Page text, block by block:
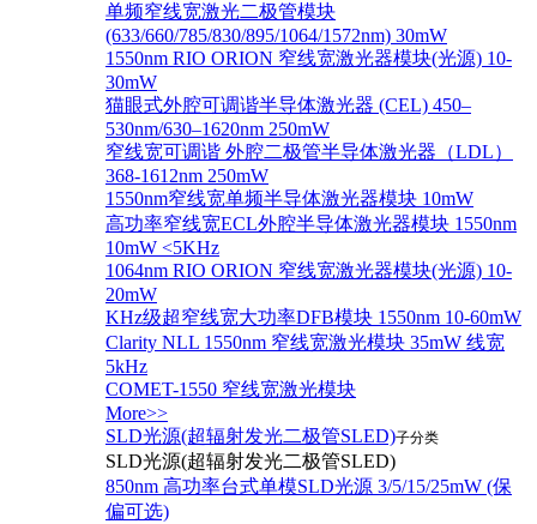
单频窄线宽激光二极管模块
(633/660/785/830/895/1064/1572nm) 30mW
1550nm RIO ORION 窄线宽激光器模块(光源) 10-
30mW
猫眼式外腔可调谐半导体激光器 (CEL) 450–
530nm/630–1620nm 250mW
窄线宽可调谐 外腔二极管半导体激光器（LDL）
368-1612nm 250mW
1550nm窄线宽单频半导体激光器模块 10mW
高功率窄线宽ECL外腔半导体激光器模块 1550nm
10mW <5KHz
1064nm RIO ORION 窄线宽激光器模块(光源) 10-
20mW
KHz级超窄线宽大功率DFB模块 1550nm 10-60mW
Clarity NLL 1550nm 窄线宽激光模块 35mW 线宽
5kHz
COMET-1550 窄线宽激光模块
More>>
SLD光源(超辐射发光二极管SLED)子分类
SLD光源(超辐射发光二极管SLED)
850nm 高功率台式单模SLD光源 3/5/15/25mW (保
偏可选)